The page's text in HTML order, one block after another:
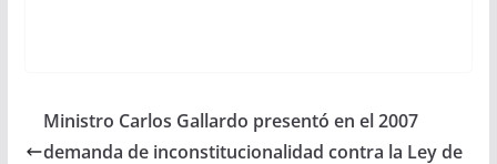
Ministro Carlos Gallardo presentó en el 2007
demanda de inconstitucionalidad contra la Ley de